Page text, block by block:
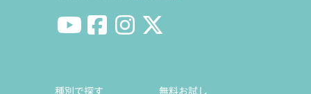
種別で探す
無料お試し